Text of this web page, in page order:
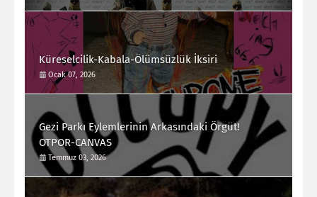
Küreselcilik-Kabala-Ölümsüzlük İksiri
Ocak 07, 2026
Gezi Parkı Eylemlerinin Arkasındaki Örgüt!
OTPOR-CANVAS
Temmuz 03, 2026